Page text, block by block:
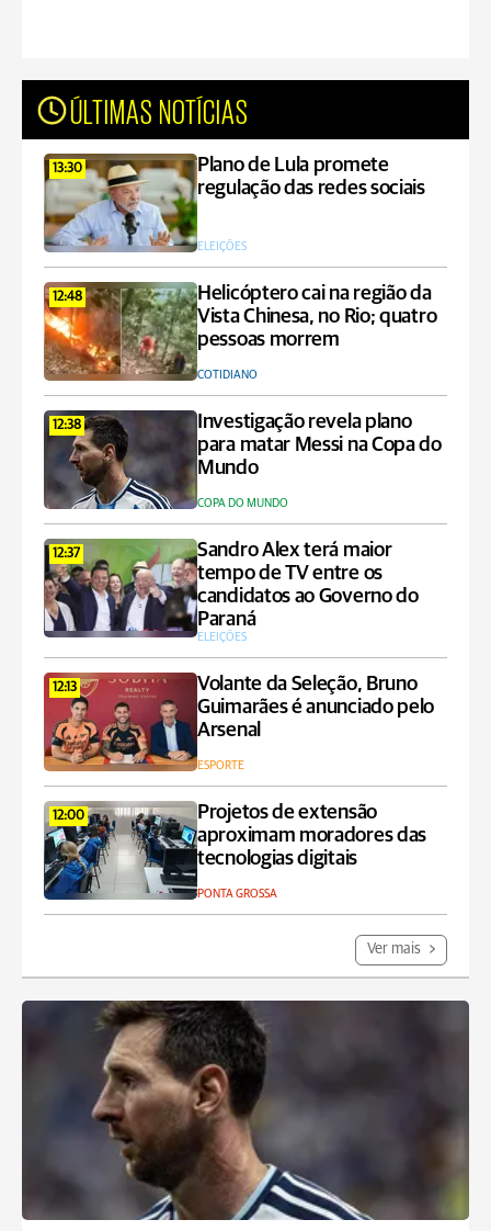
ÚLTIMAS NOTÍCIAS
13:30
Plano de Lula promete
regulação das redes sociais
ELEIÇÕES
12:48
Helicóptero cai na região da
Vista Chinesa, no Rio; quatro
pessoas morrem
COTIDIANO
12:38
Investigação revela plano
para matar Messi na Copa do
Mundo
COPA DO MUNDO
12:37
Sandro Alex terá maior
tempo de TV entre os
candidatos ao Governo do
Paraná
ELEIÇÕES
12:13
Volante da Seleção, Bruno
Guimarães é anunciado pelo
Arsenal
ESPORTE
12:00
Projetos de extensão
aproximam moradores das
tecnologias digitais
PONTA GROSSA
Ver mais